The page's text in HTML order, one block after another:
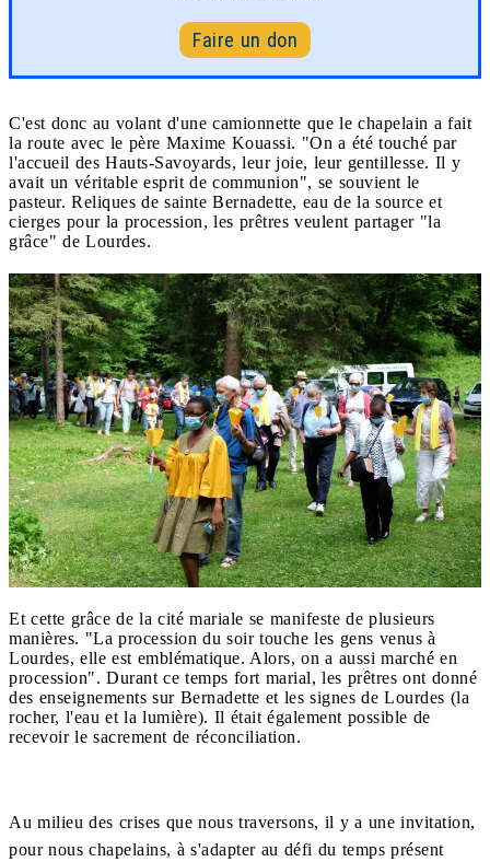
Faire un don
C'est donc au volant d'une camionnette que le chapelain a fait
la route avec le père Maxime Kouassi. "On a été touché par
l'accueil des Hauts-Savoyards, leur joie, leur gentillesse. Il y
avait un véritable esprit de communion", se souvient le
pasteur. Reliques de sainte Bernadette, eau de la source et
cierges pour la procession, les prêtres veulent partager "la
grâce" de Lourdes.
Et cette grâce de la cité mariale se manifeste de plusieurs
manières. "La procession du soir touche les gens venus à
Lourdes, elle est emblématique. Alors, on a aussi marché en
procession". Durant ce temps fort marial, les prêtres ont donné
des enseignements sur Bernadette et les signes de Lourdes (la
rocher, l'eau et la lumière). Il était également possible de
recevoir le sacrement de réconciliation.
Au milieu des crises que nous traversons, il y a une invitation,
pour nous chapelains, à s'adapter au défi du temps présent